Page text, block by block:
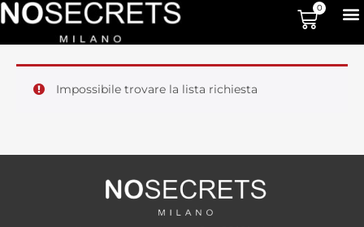
0
Impossibile trovare la lista richiesta